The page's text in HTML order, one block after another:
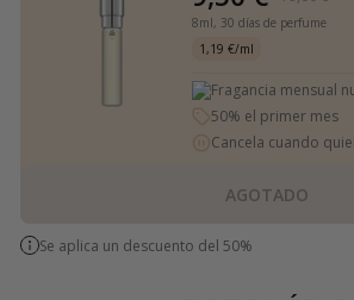
8ml, 30 días de perfume
1,19 €/ml
Fragancia mensual
50% el primer mes
Cancela cuando
AGOTADO
Se aplica un descuento del 50%